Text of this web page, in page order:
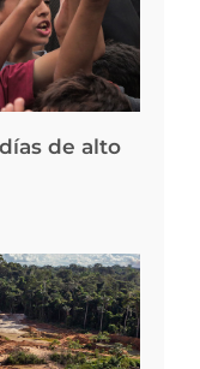
de alto